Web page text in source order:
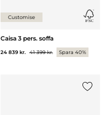
Customise
Caisa 3 pers. soffa
24 839 kr. 41 399 kr. Spara 40%